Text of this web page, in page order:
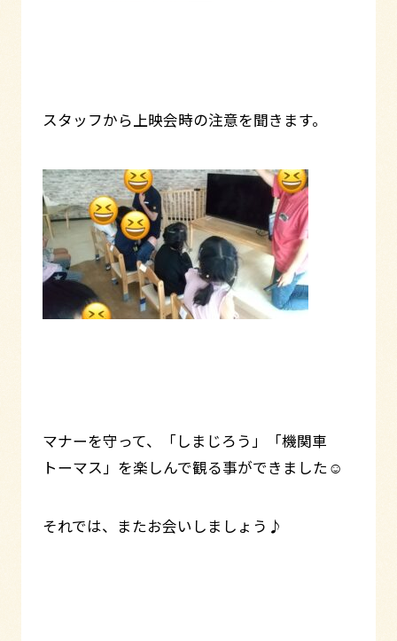
スタッフから上映会時の注意を聞きます。
マナーを守って、「しまじろう」「機関車
トーマス」を楽しんで観る事ができました☺
それでは、またお会いしましょう♪